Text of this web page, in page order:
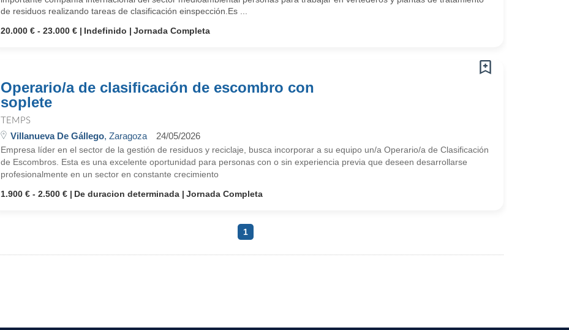
de residuos realizando tareas de clasificación einspección.Es ...
20.000 € - 23.000 €
Indefinido Jornada Completa
Operario/a de clasificación de escombro con
soplete
TEMPS
Villanueva De Gállego, Zaragoza 24/05/2026
Empresa líder en el sector de la gestión de residuos y reciclaje, busca incorporar a su equipo un/a Operario/a de Clasificación
de Escombros. Esta es una excelente oportunidad para personas con o sin experiencia previa que deseen desarrollarse
profesionalmente en un sector en constante crecimiento
1.900 € - 2.500 €
De duracion determinada Jornada Completa
1